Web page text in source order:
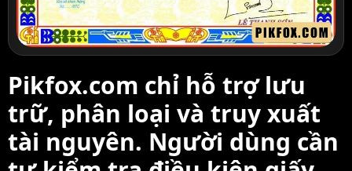
Pikfox.com chỉ hỗ trợ lưu
trữ, phân loại và truy xuất
tài nguyên. Người dùng cần